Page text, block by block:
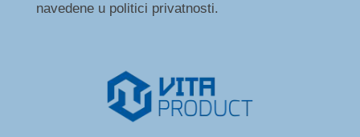
navedene u politici privatnosti.